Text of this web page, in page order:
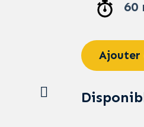
60
Ajouter